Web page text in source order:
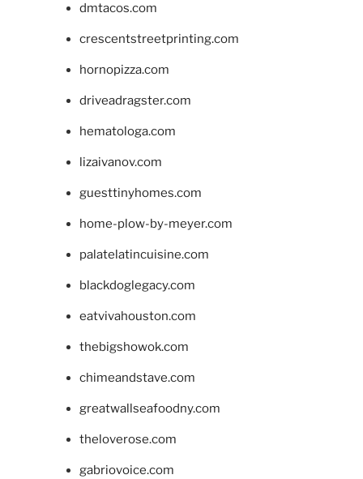
dmtacos.com
crescentstreetprinting.com
hornopizza.com
driveadragster.com
hematologa.com
lizaivanov.com
guesttinyhomes.com
home-plow-by-meyer.com
palatelatincuisine.com
blackdoglegacy.com
eatvivahouston.com
thebigshowok.com
chimeandstave.com
greatwallseafoodny.com
theloverose.com
gabriovoice.com